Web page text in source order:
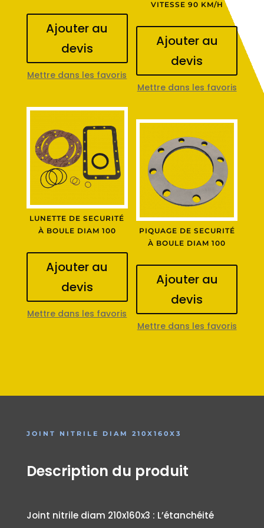
Ajouter au
devis
Mettre dans les favoris
VITESSE 90 KM/H
Ajouter au
devis
Mettre dans les favoris
LUNETTE DE SECURITÉ
À BOULE DIAM 100
Ajouter au
devis
Mettre dans les favoris
PIQUAGE DE SECURITÉ
À BOULE DIAM 100
Ajouter au
devis
Mettre dans les favoris
JOINT NITRILE DIAM 210X160X3
Description du produit
Joint nitrile diam 210x160x3 : L’étanchéité